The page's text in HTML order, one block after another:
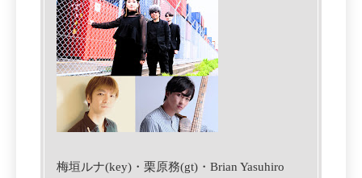
梅垣ルナ(key)・栗原務(gt)・Brian Yasuhiro